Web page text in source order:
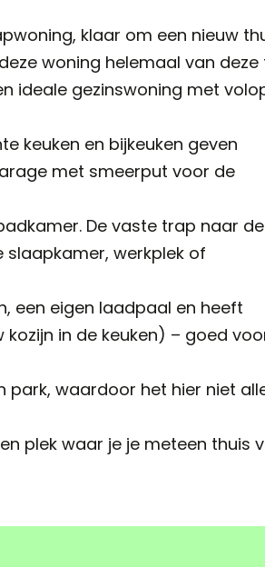
klaar om een nieuw
woning helemaal van deze
ideale gezinswoning met
keuken en bijkeuken geven
met smeerput voor de
De vaste trap naar de
werkplek of
een eigen laadpaal en heeft
in de keuken) – goed
park, waardoor het hier niet
plek waar je je meteen thuis